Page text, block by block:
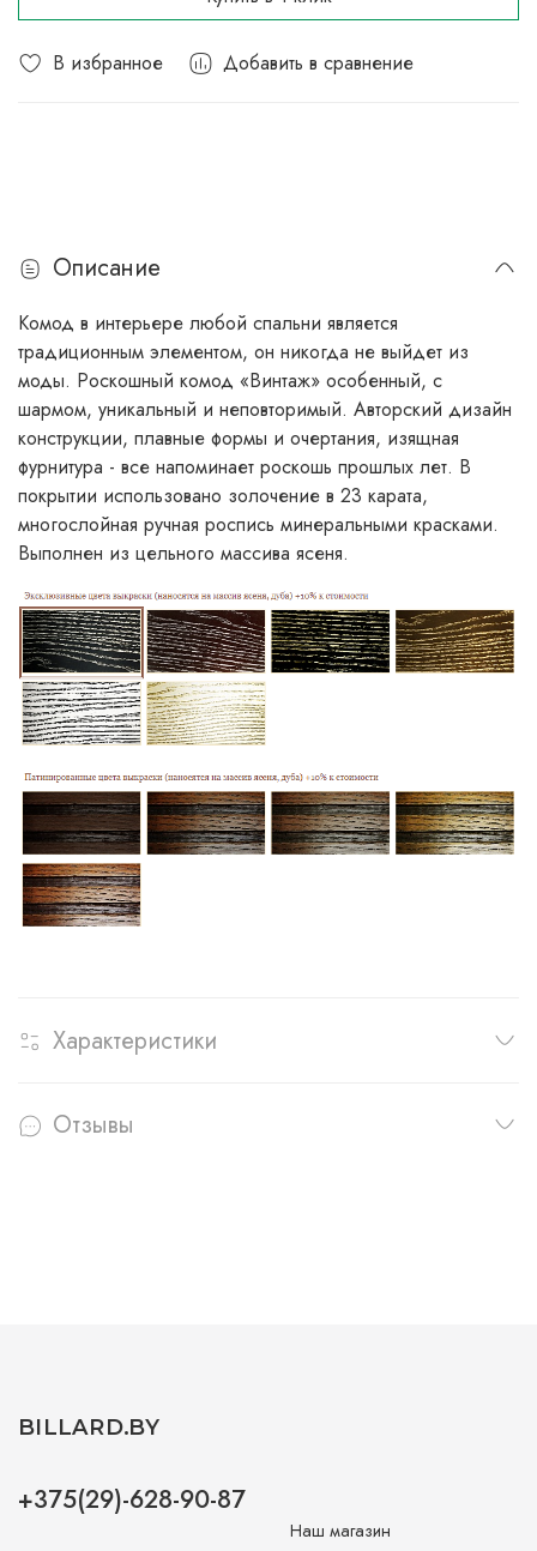
В избранное Добавить в сравнение
Описание
Комод в интерьере любой спальни является
традиционным элементом, он никогда не выйдет из
моды. Роскошный комод «Винтаж» особенный, с
шармом, уникальный и неповторимый. Авторский дизайн
конструкции, плавные формы и очертания, изящная
фурнитура - все напоминает роскошь прошлых лет. В
покрытии использовано золочение в 23 карата,
многослойная ручная роспись минеральными красками.
Выполнен из цельного массива ясеня.
Характеристики
Отзывы
BILLARD.BY
+375(29)-628-90-87
Наш магазин